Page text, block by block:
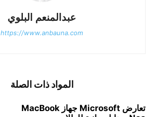
عبدالمنعم البلوي
https://www.anbauna.com
المواد ذات الصلة
تعارض Microsoft جهاز MacBook